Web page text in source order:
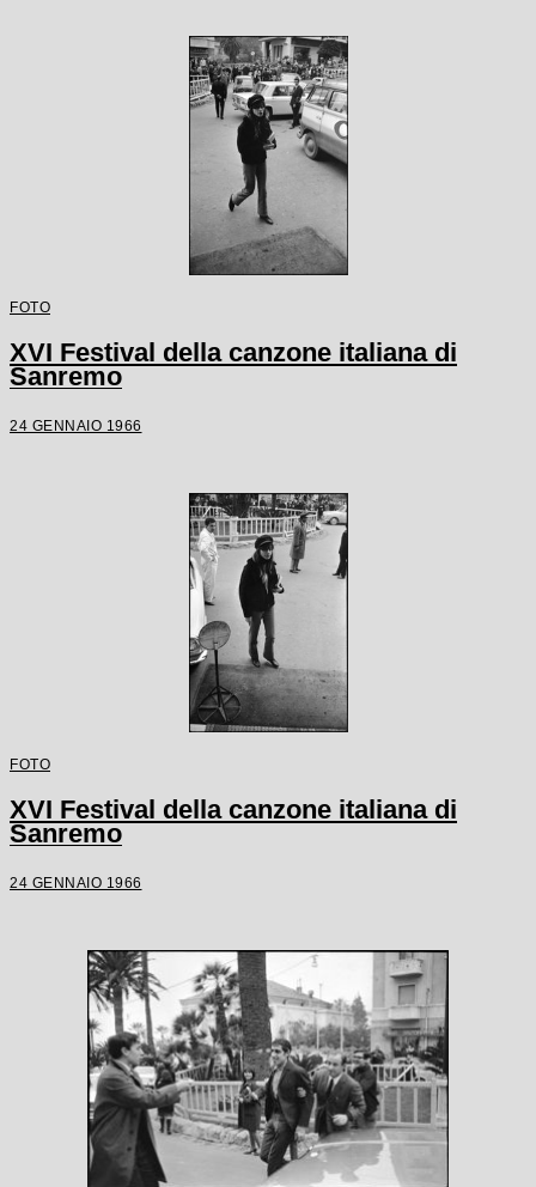
FOTO
XVI Festival della canzone italiana di
Sanremo
24 GENNAIO 1966
FOTO
XVI Festival della canzone italiana di
Sanremo
24 GENNAIO 1966